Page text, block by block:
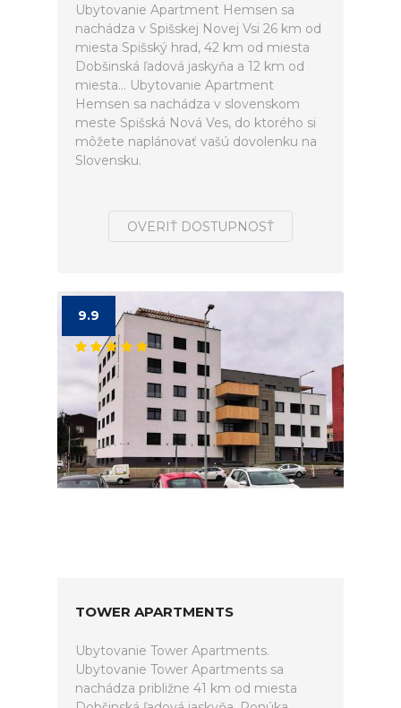
Ubytovanie Apartment Hemsen sa
nachádza v Spišskej Novej Vsi 26 km od
miesta Spišský hrad, 42 km od miesta
Dobšinská ľadová jaskyňa a 12 km od
miesta... Ubytovanie Apartment
Hemsen sa nachádza v slovenskom
meste Spišská Nová Ves, do ktorého si
môžete naplánovať vašú dovolenku na
Slovensku.
OVERIŤ DOSTUPNOSŤ
9.9
TOWER APARTMENTS
Ubytovanie Tower Apartments.
Ubytovanie Tower Apartments sa
nachádza približne 41 km od miesta